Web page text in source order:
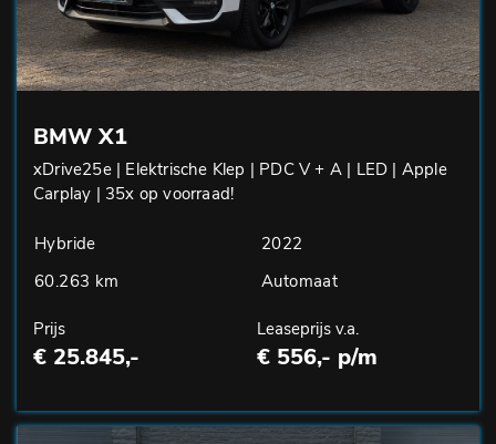
BMW X1
xDrive25e | Elektrische Klep | PDC V + A | LED | Apple
Carplay | 35x op voorraad!
Hybride
2022
60.263 km
Automaat
Prijs
€ 25.845,-
Leaseprijs v.a.
€ 556,- p/m